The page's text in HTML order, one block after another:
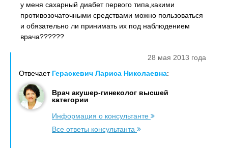
у меня сахарный диабет первого типа,какими
противозочаточными средствами можно пользоваться
и обязательно ли принимать их под наблюдением
врача??????
28 мая 2013 года
Отвечает Гераскевич Лариса Николаевна:
Врач акушер-гинеколог высшей
категории
Информация о консультанте
Все ответы консультанта